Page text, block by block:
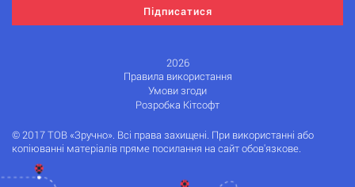
Підписатися
2026
Правила використання
Умови згоди
Розробка Кітсофт
© 2017 ТОВ «Зручно». Всі права захищені. При використанні або
копіюванні матеріалів пряме посилання на сайт обов'язкове.